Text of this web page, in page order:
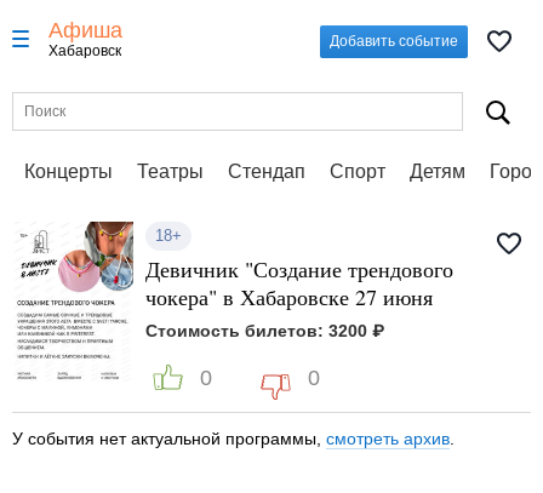
Афиша
Хабаровск
Добавить событие
Концерты Театры Стендап Спорт Детям
18+
Девичник "Создание трендового
чокера" в Хабаровске 27 июня
Стоимость билетов: 3200 ₽
0 0
У события нет актуальной программы, смотреть архив